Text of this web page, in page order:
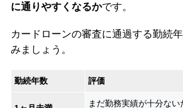
に通りやすくなるかです。
カードローンの審査に通過する勤続
みましょう。
勤続年数 評価
まだ勤務実績が十分な